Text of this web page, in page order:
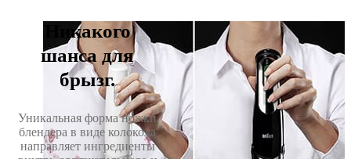
Никакого
шанса для
брызг.
Уникальная форма ножки
блендера в виде колокола
направляет ингредиенты